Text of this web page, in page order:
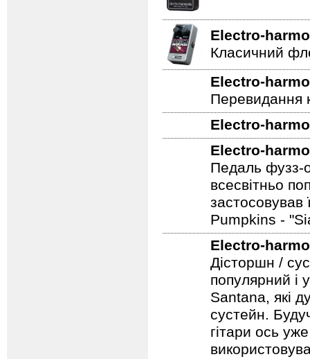
Electro-
Класичний
Electro-
Перевидання
Electro-
Electro-
Педаль фузз-
всесвітньо
застосовував
Pumpkins -
Electro-
Дісторшн /
популярний і
Santana, які
сустейн.
гітари ось